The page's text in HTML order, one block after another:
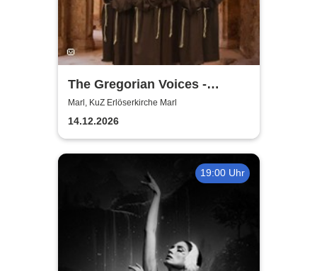
The Gregorian Voices -
Gregorianik zur
Weihnachtszeit
Marl, KuZ Erlöserkirche Marl
14.12.2026
19:00 Uhr